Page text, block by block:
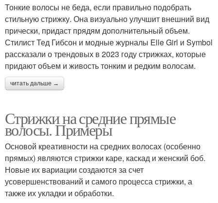
Тонкие волосы не беда, если правильно подобрать
стильную стрижку. Она визуально улучшит внешний вид
прически, придаст прядям дополнительный объем.
Стилист Тед Гибсон и модные журналы Elle Girl и Symbol
рассказали о трендовых в 2023 году стрижках, которые
придают объем и живость тонким и редким волосам.
читать дальше →
Стрижки на средние прямые
волосы. Примеры
Основой креативности на средних волосах (особенно
прямых) являются стрижки каре, каскад и женский боб.
Новые их вариации создаются за счет
усовершенствований и самого процесса стрижки, а
также их укладки и обработки.